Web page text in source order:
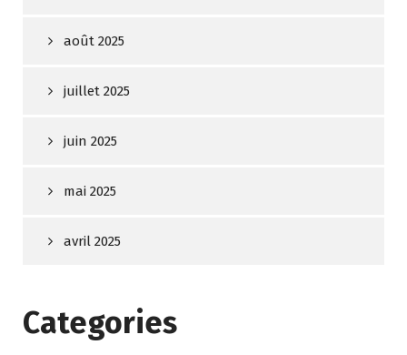
août 2025
juillet 2025
juin 2025
mai 2025
avril 2025
Categories